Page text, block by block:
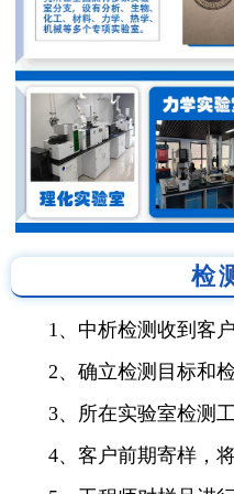
检
1、中析检测收到客
2、确立检测目标和
3、所在实验室检测
4、客户前期寄样，